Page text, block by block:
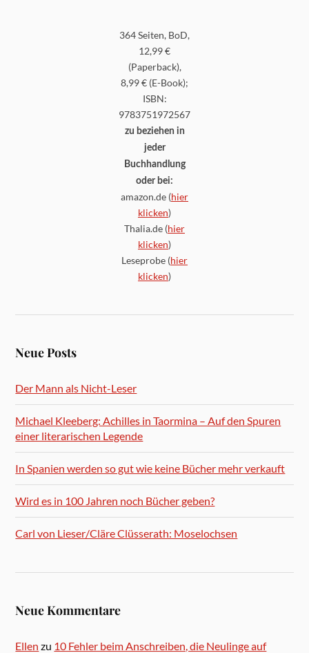
364 Seiten, BoD,
12,99 €
(Paperback),
8,99 € (E-Book);
ISBN:
9783751972567
zu beziehen in
jeder
Buchhandlung
oder bei:
amazon.de (hier
klicken)
Thalia.de (hier
klicken)
Leseprobe (hier
klicken)
Neue Posts
Der Mann als Nicht-Leser
Michael Kleeberg: Achilles in Taormina – Auf den Spuren
einer literarischen Legende
In Spanien werden so gut wie keine Bücher mehr verkauft
Wird es in 100 Jahren noch Bücher geben?
Carl von Lieser/Cläre Clüsserath: Moselochsen
Neue Kommentare
Ellen zu 10 Fehler beim Anschreiben, die Neulinge auf